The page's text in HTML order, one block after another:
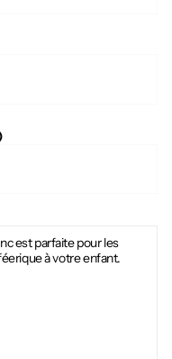
est parfaite pour les
à votre enfant.